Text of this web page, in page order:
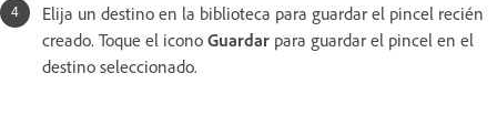
Elija un destino en la biblioteca para guardar el pincel recién
creado. Toque el icono Guardar para guardar el pincel en el
destino seleccionado.